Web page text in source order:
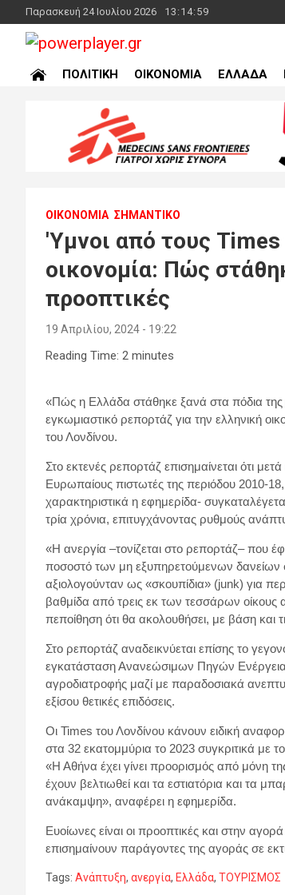
to
content
Παρασκευή 24 Ιουλίου 2026 13:15:00
powerplayer.gr
ΠΟΛΙΤΙΚΗ ΟΙΚΟΝΟΜΙΑ ΕΛΛΑΔΑ
ΟΙΚΟΝΟΜΙΑ ΣΗΜΑΝΤΙΚΟ
'Yμνοι από τους Times
οικονομία: Πώς
προοπτικές
19 Απριλίου, 2024 - 19:22
Reading Time: 2 minutes
«Πώς η Ελλάδα στάθηκε ξανά στα πόδια της
εγκωμιαστικό ρεπορτάζ για την ελληνική
του Λονδίνου.
Στο εκτενές ρεπορτάζ επισημαίνεται ότι
Ευρωπαίους πιστωτές της περιόδου 2010-
χαρακτηριστικά η εφημερίδα-
τρία χρόνια, επιτυγχάνοντας ρυθμούς
«Η ανεργία –τονίζεται στο ρεπορτάζ– που
ποσοστό των μη εξυπηρετούμενων δανείων
αξιολογούνταν ως «σκουπίδια» (junk) για
βαθμίδα από τρεις εκ των τεσσάρων
πεποίθηση ότι θα ακολουθήσει, με βάση και
Στο ρεπορτάζ αναδεικνύεται επίσης το
εγκατάσταση Ανανεώσιμων Πηγών
αγροδιατροφής μαζί με παραδοσιακά
εξίσου θετικές επιδόσεις.
Οι Times του Λονδίνου κάνουν ειδική
στα 32 εκατομμύρια το 2023 συγκριτικά με
«Η Αθήνα έχει γίνει προορισμός από μόνη
έχουν βελτιωθεί και τα εστιατόρια και τα
ανάκαμψη», αναφέρει η εφημερίδα.
Ευοίωνες είναι οι προοπτικές και στην
επισημαίνουν παράγοντες της αγοράς σε
Tags: Ανάπτυξη, ανεργία, Ελλάδα, ΤΟΥΡΙΣΜΟΣ